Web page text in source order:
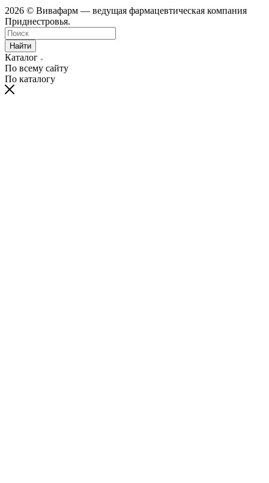
2026 © Вивафарм — ведущая фармацевтическая компания
Приднестровья.
Найти
Каталог
По всему сайту
По каталогу